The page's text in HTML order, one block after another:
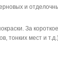
и
За
мест и